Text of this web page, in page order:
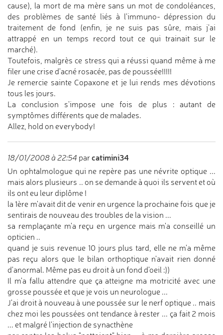
cause), la mort de ma mère sans un mot de condoléances,
des problèmes de santé liés à l'immuno- dépression du
traitement de fond (enfin, je ne suis pas sûre, mais j'ai
attrappé en un temps record tout ce qui trainait sur le
marché).
Toutefois, malgrès ce stress qui a réussi quand même à me
filer une crise d'acné rosacée, pas de poussée!!!!!
Je remercie sainte Copaxone et je lui rends mes dévotions
tous les jours.
La conclusion s'impose une fois de plus : autant de
symptômes différents que de malades.
Allez, hold on everybody!
18/01/2008 à 22:54 par catimini34
Un ophtalmologue qui ne repère pas une névrite optique ...
mais alors plusieurs .. on se demande à quoi ils servent et où
ils ont eu leur diplôme !
la 1ère m'avait dit de venir en urgence la prochaine fois que je
sentirais de nouveau des troubles de la vision ...
sa remplaçante m'a reçu en urgence mais m'a conseillé un
opticien ..
quand je suis revenue 10 jours plus tard, elle ne m'a même
pas reçu alors que le bilan orthoptique n'avait rien donné
d'anormal. Même pas eu droit à un fond d'oeil :))
Il m'a fallu attendre que ça atteigne ma motricité avec une
grosse poussée et que je vois un neurologue ...
J'ai droit à nouveau à une poussée sur le nerf optique .. mais
chez moi les poussées ont tendance à rester ... ça fait 2 mois
... et malgré l'injection de synacthène